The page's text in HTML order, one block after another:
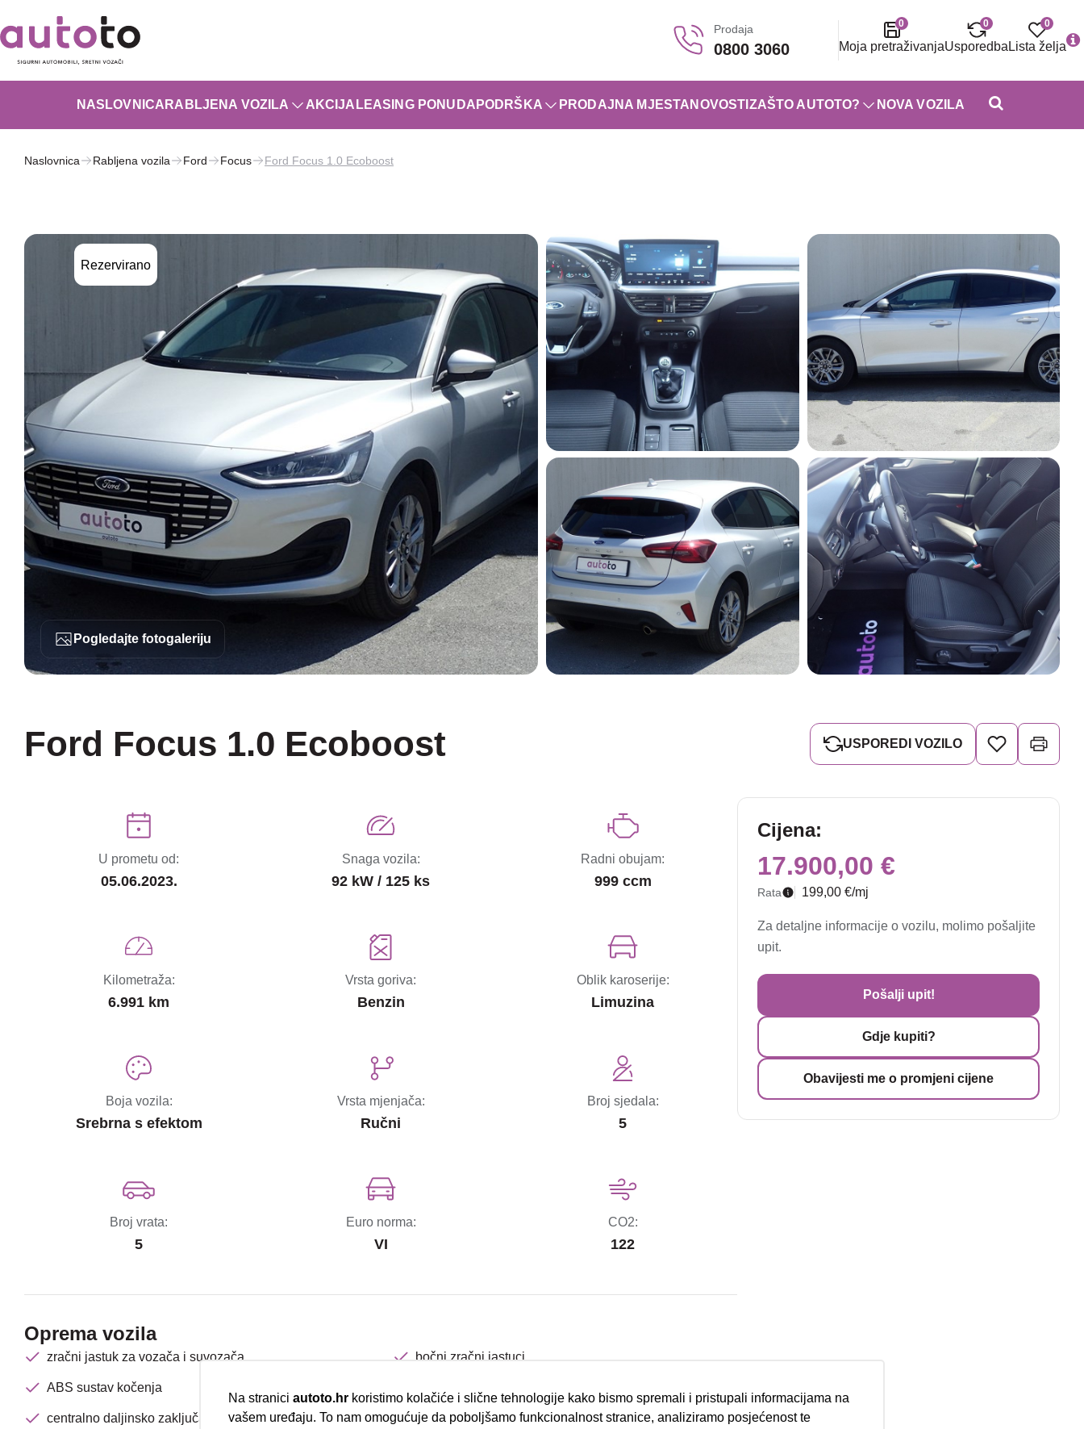
Prodaja
0800 3060
0
Moja pretraživanja
0
Usporedba
0
Lista želja
NASLOVNICA RABLJENA VOZILA AKCIJA LEASING PONUDA PODRŠKA PRODAJNA MJESTA NOVOSTI ZAŠTO AUTOTO? NOVA VOZILA
Naslovnica Rabljena vozila Ford Focus Ford Focus 1.0 Ecoboost
Rezervirano
Pogledajte fotogaleriju
Ford Focus 1.0 Ecoboost USPOREDI VOZILO
U prometu od:
05.06.2023.
Snaga vozila:
92 kW / 125 ks
Radni obujam:
999 ccm
Kilometraža:
6.991 km
Vrsta goriva:
Benzin
Oblik karoserije:
Limuzina
Boja vozila:
Srebrna s efektom
Vrsta mjenjača:
Ručni
Broj sjedala:
5
Broj vrata:
5
Euro norma:
VI
CO2:
122
Oprema vozila
zračni jastuk za vozača i suvozača bočni zračni jastuci
ABS sustav kočenja
centralno daljinsko zaključavanje el.podizači stakala
Cijena:
17.900,00 €
Rata 199,00 €/mj
Za detaljne informacije o vozilu, molimo pošaljite
upit.
Pošalji upit!
Gdje kupiti?
Obavijesti me o promjeni cijene
Na stranici autoto.hr koristimo kolačiće i slične tehnologije kako bismo spremali i pristupali informacijama na
vašem uređaju. To nam omogućuje da poboljšamo funkcionalnost stranice, analiziramo posjećenost te